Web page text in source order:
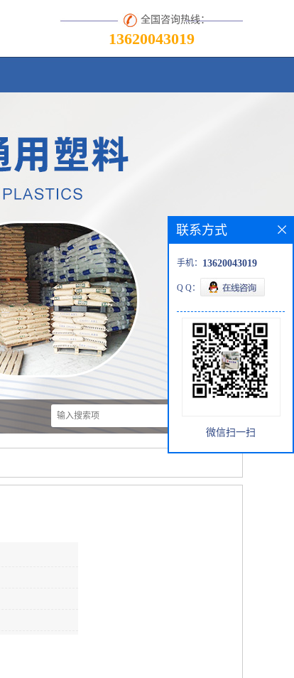
全国咨询热线：
13620043019
联系方式
手机： 13620043019
Q Q：
微信扫一扫